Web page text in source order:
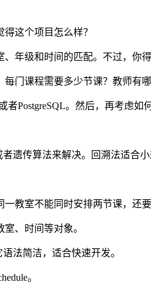
这个项目怎么样？
年级和时间的匹配。不过，你得
门课程需要多少节课？教师有
PostgreSQL。然后，再考虑如
遗传算法来解决。回溯法适合
教室不能同时安排两节课，还
、时间等对象。
法简洁，适合快速开发。
。